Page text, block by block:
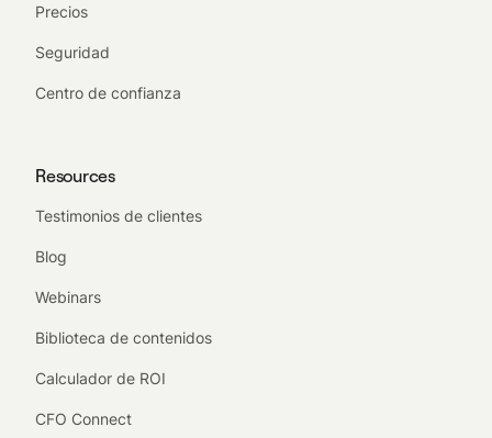
Precios
Seguridad
Centro de confianza
Resources
Testimonios de clientes
Blog
Webinars
Biblioteca de contenidos
Calculador de ROI
CFO Connect